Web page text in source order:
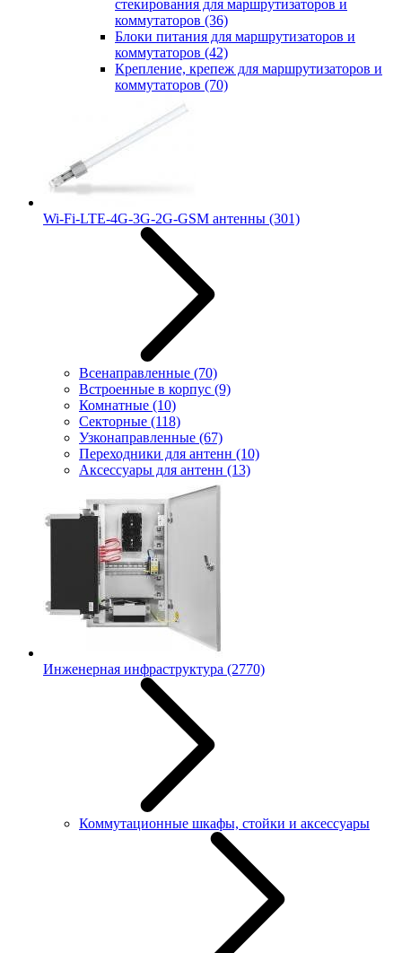
стекирования для маршрутизаторов и
коммутаторов (36)
Блоки питания для маршрутизаторов и
коммутаторов (42)
Крепление, крепеж для маршрутизаторов и
коммутаторов (70)
Wi-Fi-LTE-4G-3G-2G-GSM антенны (301)
Всенаправленные (70)
Встроенные в корпус (9)
Комнатные (10)
Секторные (118)
Узконаправленные (67)
Переходники для антенн (10)
Аксессуары для антенн (13)
Инженерная инфраструктура (2770)
Коммутационные шкафы, стойки и аксессуары